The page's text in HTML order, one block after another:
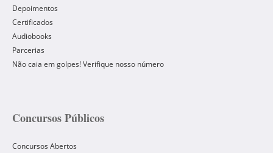
Depoimentos
Certificados
Audiobooks
Parcerias
Não caia em golpes! Verifique nosso número
Concursos Públicos
Concursos Abertos